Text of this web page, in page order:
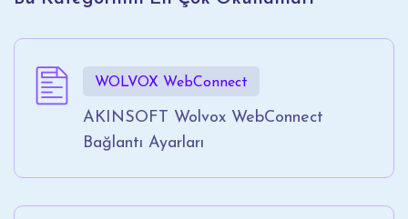
WOLVOX WebConnect
AKINSOFT Wolvox WebConnect
Bağlantı Ayarları